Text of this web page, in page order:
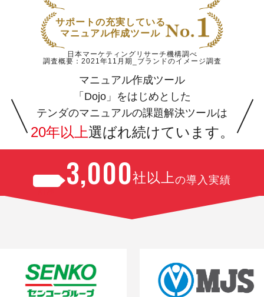
サポートの充実している
マニュアル作成ツール
No.1
日本マーケティングリサーチ機構調べ
調査概要：2021年11月期_ブランドのイメージ調査
マニュアル作成ツール
「Dojo」をはじめとした
テンダのマニュアルの課題解決ツールは
20年以上選ばれ続けています。
3,000社以上の導入実績